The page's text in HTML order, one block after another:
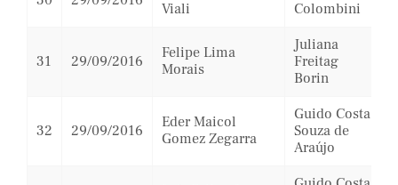
Viali
Colombini
31 29/09/2016
Felipe Lima
Morais
Juliana
Freitag
Borin
32 29/09/2016
Eder Maicol
Gomez Zegarra
Guido Costa
Souza de
Araújo